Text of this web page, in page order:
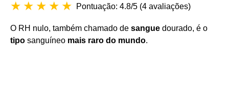
Pontuação: 4.8/5 (4 avaliações)
O RH nulo, também chamado de sangue dourado, é o
tipo sanguíneo mais raro do mundo.